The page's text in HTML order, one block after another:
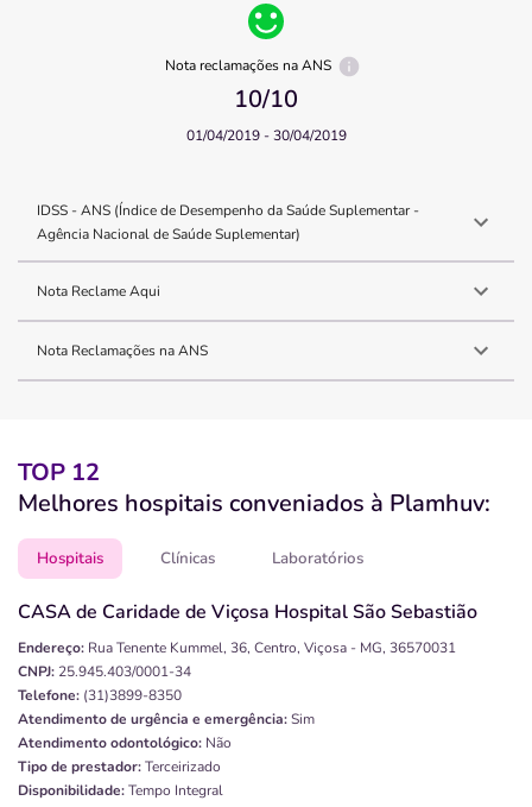
Nota reclamações na ANS
10/10
01/04/2019 - 30/04/2019
IDSS - ANS (Índice de Desempenho da Saúde Suplementar -
Agência Nacional de Saúde Suplementar)
Nota Reclame Aqui
Nota Reclamações na ANS
TOP 12
Melhores hospitais conveniados à Plamhuv:
Hospitais Clínicas Laboratórios
CASA de Caridade de Viçosa Hospital São Sebastião
Endereço: Rua Tenente Kummel, 36, Centro, Viçosa - MG, 36570031
CNPJ: 25.945.403/0001-34
Telefone: (31)3899-8350
Atendimento de urgência e emergência:Sim
Atendimento odontológico: Não
Tipo de prestador:Terceirizado
Disponibilidade:Tempo Integral